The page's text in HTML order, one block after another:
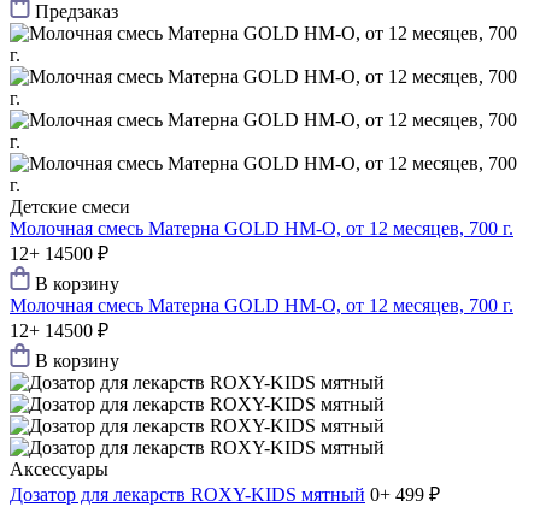
Предзаказ
Детские смеси
Молочная смесь Матерна GOLD HM-O, от 12 месяцев, 700 г.
12+ 14500 ₽
В корзину
Молочная смесь Матерна GOLD HM-O, от 12 месяцев, 700 г.
12+ 14500 ₽
В корзину
Аксессуары
Дозатор для лекарств ROXY-KIDS мятный 0+ 499 ₽